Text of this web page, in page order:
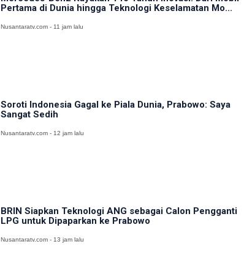
Pertama di Dunia hingga Teknologi Keselamatan Mo...
Nusantaratv.com - 11 jam lalu
Soroti Indonesia Gagal ke Piala Dunia, Prabowo: Saya
Sangat Sedih
Nusantaratv.com - 12 jam lalu
BRIN Siapkan Teknologi ANG sebagai Calon Pengganti
LPG untuk Dipaparkan ke Prabowo
Nusantaratv.com - 13 jam lalu